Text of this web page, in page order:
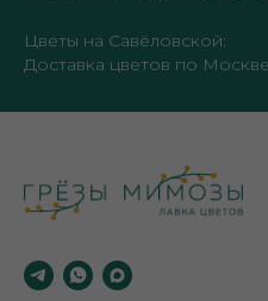
Цветы на Савёловской:
Доставка цветов по